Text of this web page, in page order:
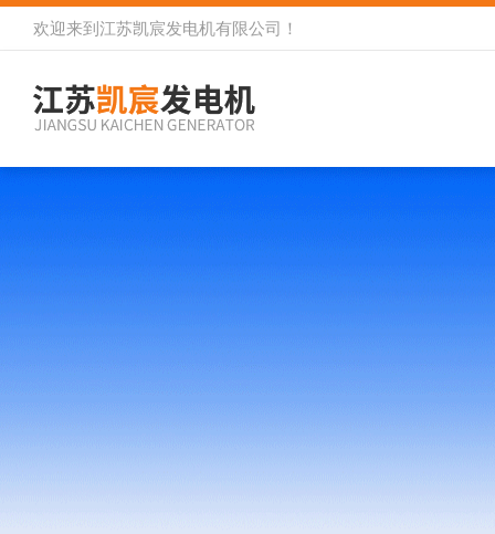
欢迎来到 江苏凯宸发电机有限公司 ！